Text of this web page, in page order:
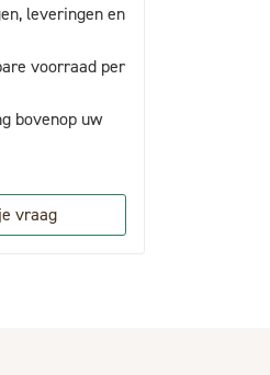
leveringen en
voorraad per
bovenop uw
vraag